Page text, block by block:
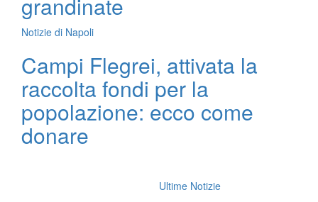
Notizie di Napoli
Campi Flegrei, attivata la
raccolta fondi per la
popolazione: ecco come
donare
Ultime Notizie